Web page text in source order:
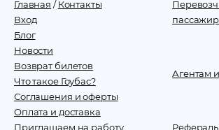
Главная /Контакты
Вход
Блог
Новости
Возврат билетов
Что такое Гоубас?
Соглашения и оферты
Оплата и доставка
Приглашаем на работу
Агентам